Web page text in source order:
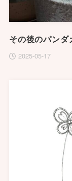
その後のパン
2025-05-17